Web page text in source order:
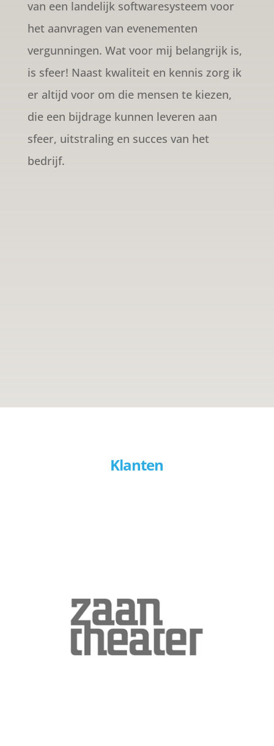
van een landelijk softwaresysteem voor
het aanvragen van evenementen
vergunningen. Wat voor mij belangrijk is,
is sfeer! Naast kwaliteit en kennis zorg ik
er altijd voor om die mensen te kiezen,
die een bijdrage kunnen leveren aan
sfeer, uitstraling en succes van het
bedrijf.
Klanten